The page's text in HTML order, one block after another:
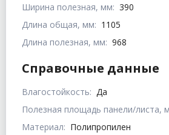
Ширина полезная, мм: 390
Длина общая, мм: 1105
Длина полезная, мм: 968
Справочные данные
Влагостойкость: Да
Полезная площадь панели/листа,
Материал: Полипропилен